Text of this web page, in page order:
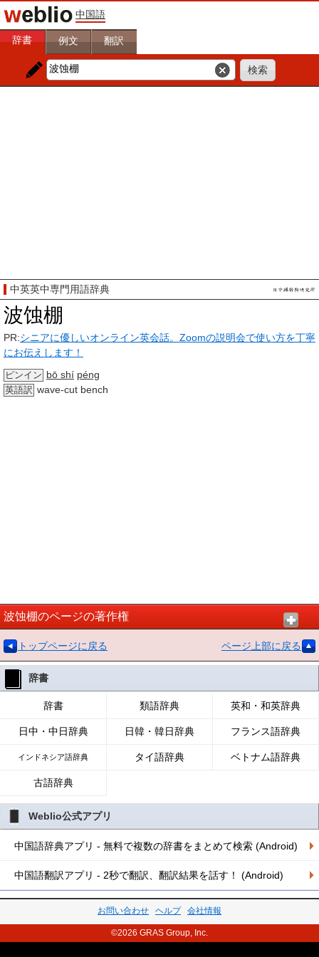
中国語
辞書 例文 翻訳
中英英中専門用語辞典
波蚀棚
PR:シニアに優しいオンライン英会話。Zoomの説明会で使い方を丁寧
にお伝えします！
ピンイン bō shí péng
英語訳 wave-cut bench
波蚀棚のページの著作権
トップページに戻る ページ上部に戻る
辞書
辞書 類語辞典 英和・和英辞典
日中・中日辞典 日韓・韓日辞典 フランス語辞典
インドネシア語辞典 タイ語辞典 ベトナム語辞典
古語辞典
Weblio公式アプリ
中国語辞典アプリ - 無料で複数の辞書をまとめて検索 (Android)
中国語翻訳アプリ - 2秒で翻訳、翻訳結果を話す！ (Android)
お問い合わせ ヘルプ 会社情報
©2026 GRAS Group, Inc.